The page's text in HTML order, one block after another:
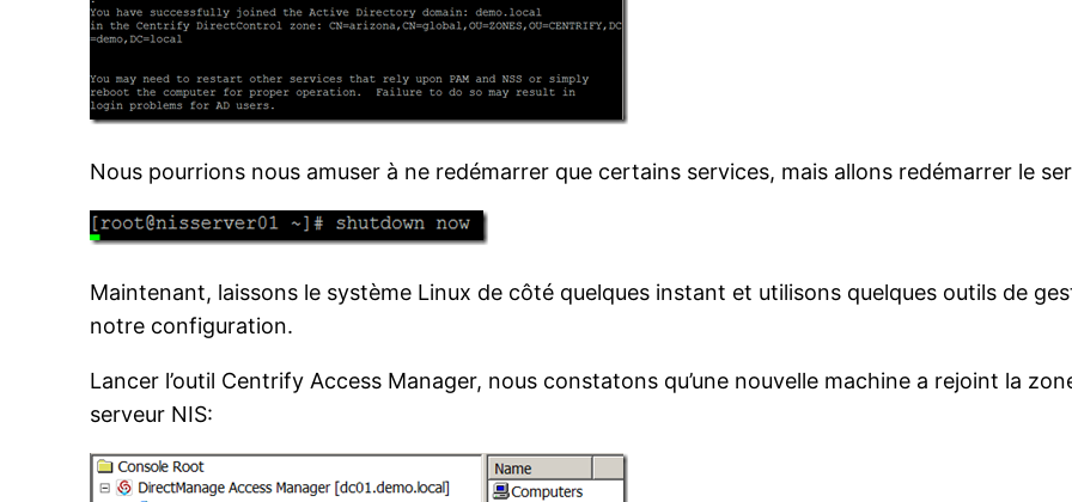
Nous pourrions nous amuser à ne redémarrer que certains services, mais allons redémarrer le
Maintenant, laissons le système Linux de côté quelques instant et utilisons quelques outils de
notre configuration.
Lancer l’outil Centrify Access Manager, nous constatons qu’une nouvelle machine a rejoint la
serveur NIS: